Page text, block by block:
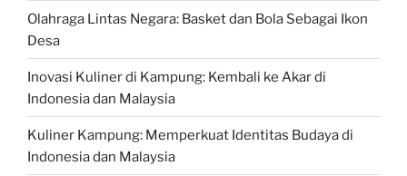
Olahraga Lintas Negara: Basket dan Bola Sebagai Ikon
Desa
Inovasi Kuliner di Kampung: Kembali ke Akar di
Indonesia dan Malaysia
Kuliner Kampung: Memperkuat Identitas Budaya di
Indonesia dan Malaysia